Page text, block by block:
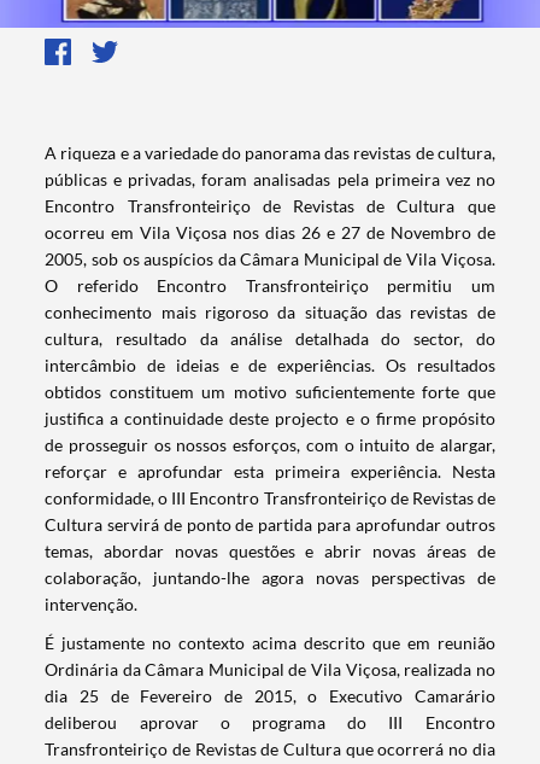
​A riqueza e a variedade do panorama das revistas de cultura,
públicas e privadas, foram analisadas pela primeira vez no
Encontro Transfronteiriço de Revistas de Cultura que
ocorreu em Vila Viçosa nos dias 26 e 27 de Novembro de
2005, sob os auspícios da Câmara Municipal de Vila Viçosa.
O referido Encontro Transfronteiriço permitiu um
conhecimento mais rigoroso da situação das revistas de
cultura, resultado da análise detalhada do sector, do
intercâmbio de ideias e de experiências. Os resultados
obtidos constituem um motivo suficientemente forte que
justifica a continuidade deste projecto e o firme propósito
de prosseguir os nossos esforços, com o intuito de alargar,
reforçar e aprofundar esta primeira experiência. Nesta
conformidade, o III Encontro Transfronteiriço de Revistas de
Cultura servirá de ponto de partida para aprofundar outros
temas, abordar novas questões e abrir novas áreas de
colaboração, juntando-lhe agora novas perspectivas de
intervenção.
É justamente no contexto acima descrito que em reunião
Ordinária da Câmara Municipal de Vila Viçosa, realizada no
dia 25 de Fevereiro de 2015, o Executivo Camarário
deliberou aprovar o programa do III Encontro
Transfronteiriço de Revistas de Cultura que ocorrerá no dia